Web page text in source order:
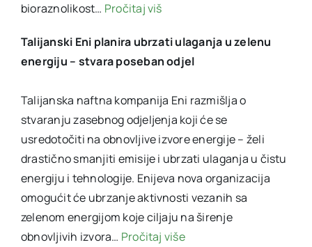
bioraznolikost… Pročitaj viš
Talijanski Eni planira ubrzati ulaganja u zelenu
energiju – stvara poseban odjel
Talijanska naftna kompanija Eni razmišlja o
stvaranju zasebnog odjeljenja koji će se
usredotočiti na obnovljive izvore energije – želi
drastično smanjiti emisije i ubrzati ulaganja u čistu
energiju i tehnologije. Enijeva nova organizacija
omogućit će ubrzanje aktivnosti vezanih sa
zelenom energijom koje ciljaju na širenje
obnovljivih izvora… Pročitaj više